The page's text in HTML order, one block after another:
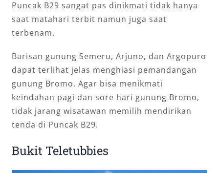
Puncak B29 sangat pas dinikmati tidak hanya
saat matahari terbit namun juga saat
terbenam.
Barisan gunung Semeru, Arjuno, dan Argopuro
dapat terlihat jelas menghiasi pemandangan
gunung Bromo. Agar bisa menikmati
keindahan pagi dan sore hari gunung Bromo,
tidak jarang wisatawan memilih mendirikan
tenda di Puncak B29.
Bukit Teletubbies